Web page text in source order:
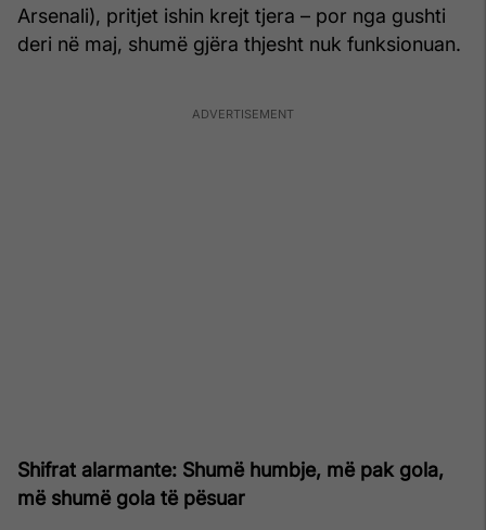
Arsenali), pritjet ishin krejt tjera – por nga gushti
deri në maj, shumë gjëra thjesht nuk funksionuan.
Shifrat alarmante: Shumë humbje, më pak gola,
më shumë gola të pësuar